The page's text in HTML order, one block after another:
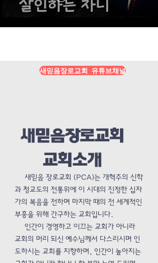
새믿음장로교회 유튜브채널
새믿음 장로교회 (PCA)는 개혁주의 신학
과 청교도의 전통위에 이 시대의 진정한 십자
가의 복음을 전하며 마지막 때의 전 세계적인
부흥을 위해 간구하는 교회입니다.
인간이 경영하고 이끄는 교회가 아니라
교회의 머리 되신 예수님께서 다스리시며 인
도하시는 교회를 지향하며, 인간이 높아지는
새믿음장로교회
교회소개